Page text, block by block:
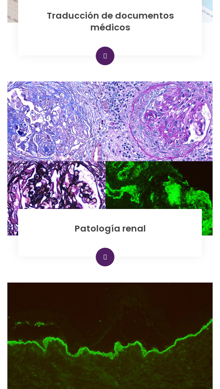
Traducción de documentos
médicos
Patología renal